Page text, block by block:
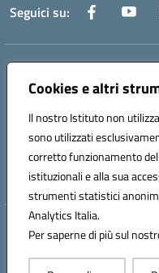
Cookies e altri
Il nostro Istituto non
sono utilizzati
corretto funzionamento
istituzionali e alla sua
strumenti statistici
Analytics Italia.
Per saperne di più sul
Seguici su:
Indirizzo:
Centralino:0882 331218
Codice fiscale: 93071630714
Codice meccanografico:
Codice unico di fatturazione
Hosting &
Concept &